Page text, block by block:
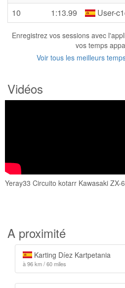
10
1:13.99 User-
Enregistrez vos sessions avec
vos temps
Voir tous les meilleurs
Vidéos
Yeray33 Circuito kotarr Kawasaki ZX-
A proximité
Karting Díez Kartpetania
à 96 km / 60 miles